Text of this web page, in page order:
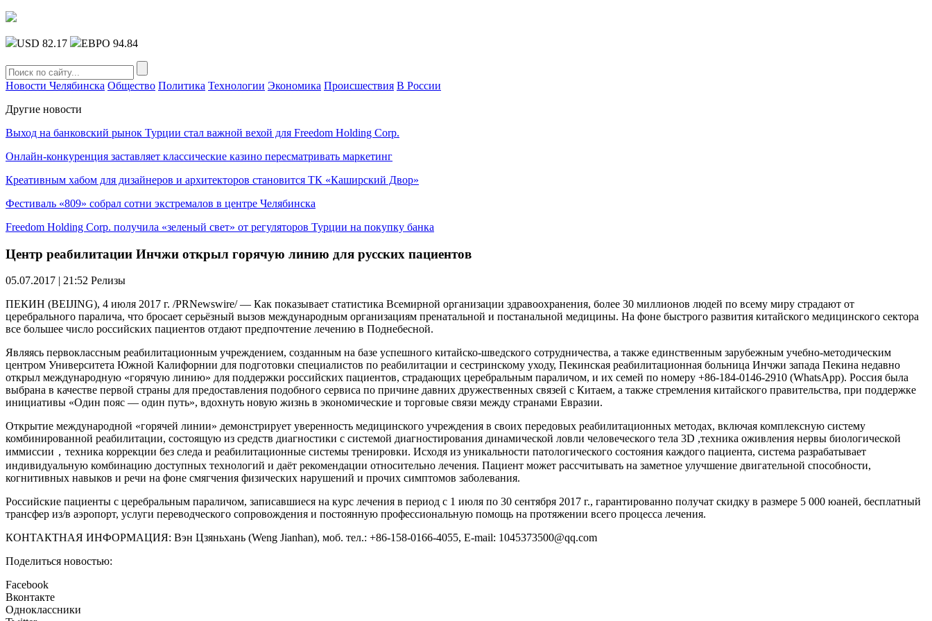
USD 82.17 ЕВРО 94.84
Новости Челябинска Общество Политика Технологии Экономика Происшествия В России
Другие новости
Выход на банковский рынок Турции стал важной вехой для Freedom Holding Corp.
Онлайн-конкуренция заставляет классические казино пересматривать маркетинг
Креативным хабом для дизайнеров и архитекторов становится ТК «Каширский Двор»
Фестиваль «809» собрал сотни экстремалов в центре Челябинска
Freedom Holding Corp. получила «зеленый свет» от регуляторов Турции на покупку банка
Центр реабилитации Инчжи открыл горячую линию для русских пациентов
05.07.2017 | 21:52 Релизы
ПЕКИН (BEIJING), 4 июля 2017 г. /PRNewswire/ — Как показывает статистика Всемирной организации здравоохранения, более 30 миллионов людей по всему миру страдают от
церебрального паралича, что бросает серьёзный вызов международным организациям пренатальной и постанальной медицины. На фоне быстрого развития китайского медицинского сектора
все большее число российских пациентов отдают предпочтение лечению в Поднебесной.
Являясь первоклассным реабилитационным учреждением, созданным на базе успешного китайско-шведского сотрудничества, а также единственным зарубежным учебно-методическим
центром Университета Южной Калифорнии для подготовки специалистов по реабилитации и сестринскому уходу, Пекинская реабилитационная больница Инчжи запада Пекина недавно
открыл международную «горячую линию» для поддержки российских пациентов, страдающих церебральным параличом, и их семей по номеру +86-184-0146-2910 (WhatsApp). Россия была
выбрана в качестве первой страны для предоставления подобного сервиса по причине давних дружественных связей с Китаем, а также стремления китайского правительства, при поддержке
инициативы «Один пояс — один путь», вдохнуть новую жизнь в экономические и торговые связи между странами Евразии.
Открытие международной «горячей линии» демонстрирует уверенность медицинского учреждения в своих передовых реабилитационных методах, включая комплексную систему
комбинированной реабилитации, состоящую из средств диагностики с системой диагностирования динамической ловли человеческого тела 3D ,техника оживления нервы биологической
иммиссии，техника коррекции без следа и реабилитационные системы тренировки. Исходя из уникальности патологического состояния каждого пациента, система разрабатывает
индивидуальную комбинацию доступных технологий и даёт рекомендации относительно лечения. Пациент может рассчитывать на заметное улучшение двигательной способности,
когнитивных навыков и речи на фоне смягчения физических нарушений и прочих симптомов заболевания.
Российские пациенты с церебральным параличом, записавшиеся на курс лечения в период с 1 июля по 30 сентября 2017 г., гарантированно получат скидку в размере 5 000 юаней, бесплатный
трансфер из/в аэропорт, услуги переводческого сопровождения и постоянную профессиональную помощь на протяжении всего процесса лечения.
КОНТАКТНАЯ ИНФОРМАЦИЯ: Вэн Цзяньхань (Weng Jianhan), моб. тел.: +86-158-0166-4055, E-mail: 1045373500@qq.com
Поделиться новостью:
Facebook
Вконтакте
Одноклассники